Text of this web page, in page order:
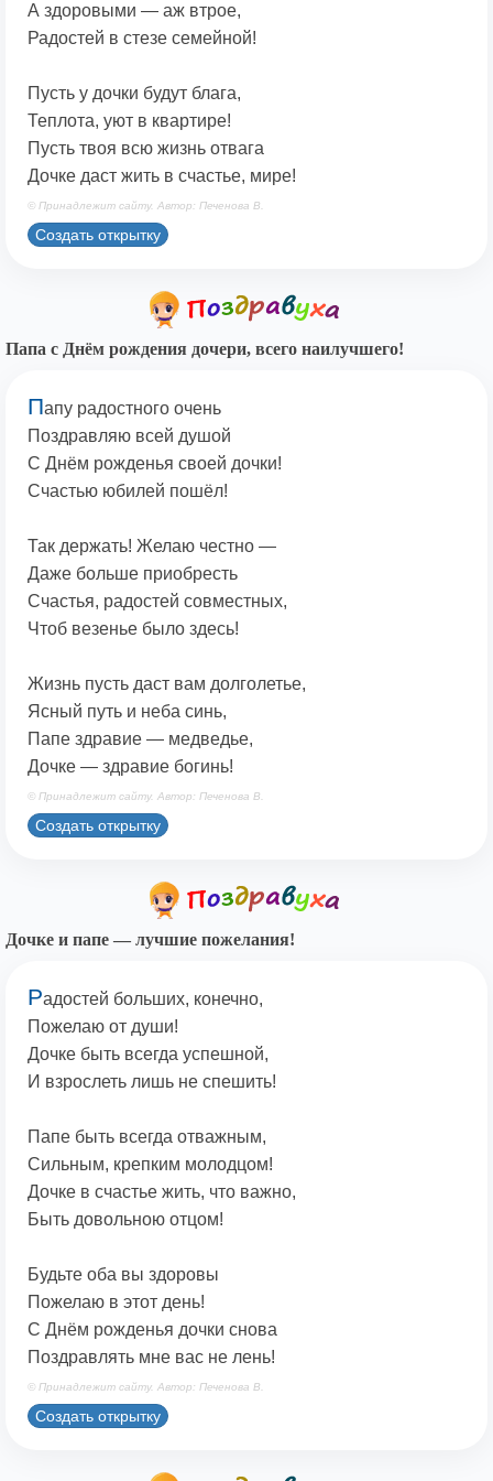
А здоровыми — аж втрое,
Радостей в стезе семейной!
Пусть у дочки будут блага,
Теплота, уют в квартире!
Пусть твоя всю жизнь отвага
Дочке даст жить в счастье, мире!
© Принадлежит сайту. Автор: Печенова В.
Создать открытку
Папа с Днём рождения дочери, всего наилучшего!
Папу радостного очень
Поздравляю всей душой
С Днём рожденья своей дочки!
Счастью юбилей пошёл!
Так держать! Желаю честно —
Даже больше приобресть
Счастья, радостей совместных,
Чтоб везенье было здесь!
Жизнь пусть даст вам долголетье,
Ясный путь и неба синь,
Папе здравие — медведье,
Дочке — здравие богинь!
© Принадлежит сайту. Автор: Печенова В.
Создать открытку
Дочке и папе — лучшие пожелания!
Радостей больших, конечно,
Пожелаю от души!
Дочке быть всегда успешной,
И взрослеть лишь не спешить!
Папе быть всегда отважным,
Сильным, крепким молодцом!
Дочке в счастье жить, что важно,
Быть довольною отцом!
Будьте оба вы здоровы
Пожелаю в этот день!
С Днём рожденья дочки снова
Поздравлять мне вас не лень!
© Принадлежит сайту. Автор: Печенова В.
Создать открытку